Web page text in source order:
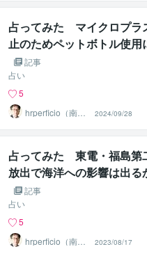
占ってみた マイクロプラ
止のためペットボトル使用
か 記事
占い
5
hrperficio（南仙
台の父）
2024/09/28
占ってみた 東電・福島第
放出で海洋への影響は出る
記事
占い
5
hrperficio（南仙
台の父）
2023/08/17